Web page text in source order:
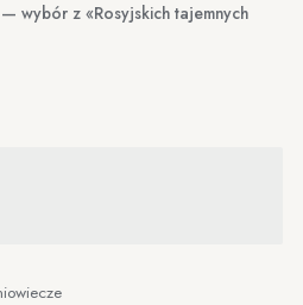
wybór z «Rosyjskich tajemnych